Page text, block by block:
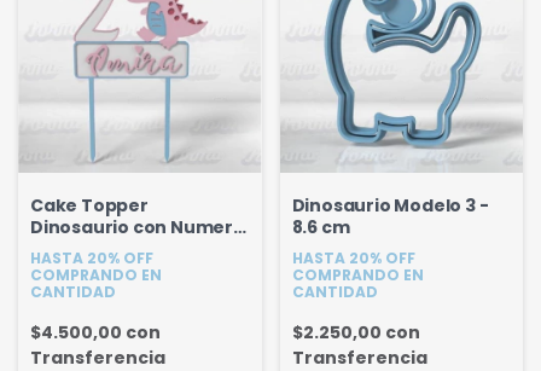
Cake Topper
Dinosaurio con Numero
y Nombre 18 cm
HASTA 20% OFF
COMPRANDO EN
CANTIDAD
$4.500,00 con
Transferencia
Dinosaurio Modelo 3 -
8.6 cm
HASTA 20% OFF
COMPRANDO EN
CANTIDAD
$2.250,00 con
Transferencia